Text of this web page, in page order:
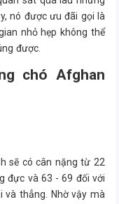
nó được ưu đãi gọi là
nhỏ hẹp không thể
được.
chó Afghan
sẽ có cân nặng từ 22
đực và 63 - 69 đối với
và thẳng. Nhờ vậy mà